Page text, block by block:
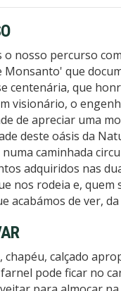
o nosso percurso
Monsanto' que
centenária, que
visionário, o
de apreciar uma
deste oásis da
caminhada
adquiridos nas
nos rodeia e,
acabámos de ver,
chapéu, calçado
pode ficar no